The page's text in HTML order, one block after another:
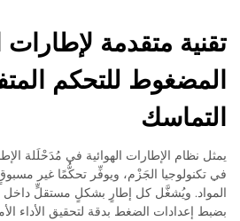
تقنية متقدمة لإطارات
المضغوط للتحكم
التماسك
يمثل نظام الإطارات الهوائية في مُدَحْلَلة
في تكنولوجيا الجَزْم، ويوفِّر تحكُّمًا غير
المواد. ويُشغَّل كل إطارٍ بشكلٍ مستقلٍّ داخل
بضبط إعدادات الضغط بدقة لتحقيق الأداء